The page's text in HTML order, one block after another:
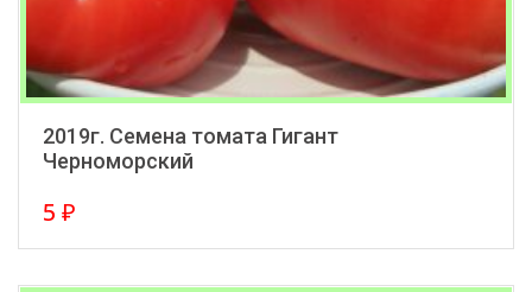
2019г. Семена томата Гигант
Черноморский
5 ₽